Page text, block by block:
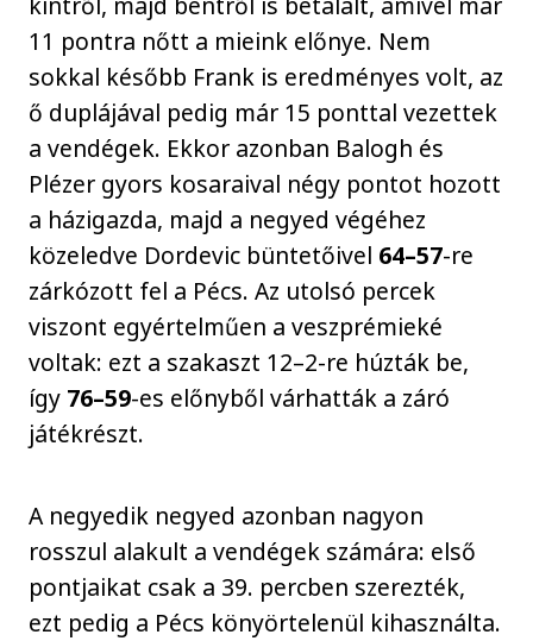
11 pontra nőtt a mieink előnye. Nem
sokkal később Frank is eredményes volt, az
ő duplájával pedig már 15 ponttal vezettek
a vendégek. Ekkor azonban Balogh és
Plézer gyors kosaraival négy pontot hozott
a házigazda, majd a negyed végéhez
közeledve Dordevic büntetőivel 64–57-re
zárkózott fel a Pécs. Az utolsó percek
viszont egyértelműen a veszprémieké
voltak: ezt a szakaszt 12–2-re húzták be,
így 76–59-es előnyből várhatták a záró
játékrészt.
A negyedik negyed azonban nagyon
rosszul alakult a vendégek számára: első
pontjaikat csak a 39. percben szerezték,
ezt pedig a Pécs könyörtelenül kihasználta.